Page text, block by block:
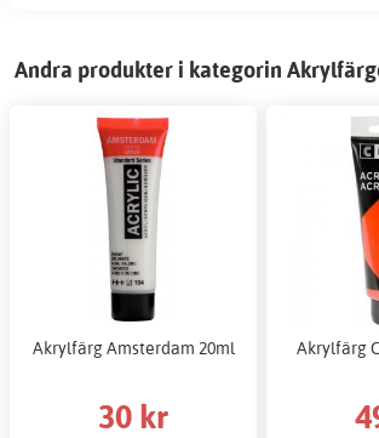
Andra produkter i kategorin
Akrylfärg Amsterdam 20ml
30 kr
Akrylfärg